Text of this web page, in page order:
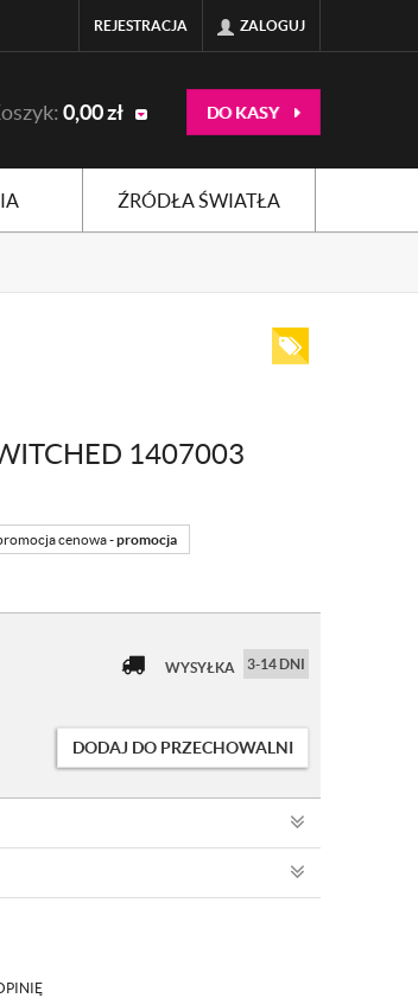
REJESTRACJA ZALOGUJ
0,00zł DO KASY
ŹRÓDŁA ŚWIATŁA
1407003
cenowa -promocja
WYSYŁKA 3-14 DNI
DODAJ DO PRZECHOWALNI